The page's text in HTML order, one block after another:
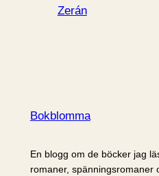
Zerán
Bokblomma
En blogg om de böcker jag
romaner, spänningsromaner